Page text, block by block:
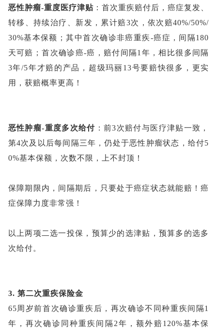
恶性肿瘤-重度医疗津贴：首次重疾赔付后，癌症复发、
转移、持续治疗、新发，累计赔3次，依次赔40%/50%/
30%基本保额；其中首次确诊非癌重疾-癌症，间隔180
天可赔；首次确诊癌-癌，赔付间隔1年，相比很多间隔
3年/5年才赔的产品，超级玛丽13号要赔快很多，更实
用，获赔概率更高！
恶性肿瘤-重度多次给付 ：前3次赔付与医疗津贴一致，
第4次及以后每间隔三年，仍处于恶性肿瘤状态，给付5
0%基本保额，次数不限，上不封顶！
保障期限内，间隔期后，只要处于癌症状态就能赔！癌
症保障力度非常强！
以上两项二选一投保，预算少的选津贴，预算多的选多
次给付。
3. 第二次重疾保险金
65周岁前首次确诊重疾后，再次确诊不同种重疾间隔1
年，再次确诊同种重疾间隔2年，额外赔120%基本保